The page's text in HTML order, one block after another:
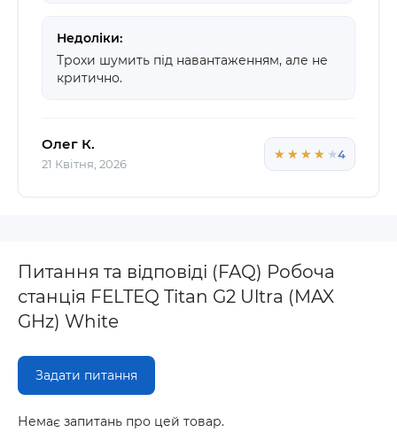
★★★★★
★★★★★4
Олег К.
21 Квітня, 2026
Недоліки:
Трохи шумить під навантаженням, але не
критично.
Питання та відповіді (FAQ) Робоча
станція FELTEQ Titan G2 Ultra (MAX
GHz) White
Задати питання
Немає запитань про цей товар.